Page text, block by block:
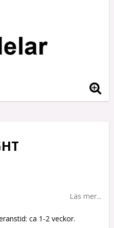
Läs mer...
ca 1-2 veckor.